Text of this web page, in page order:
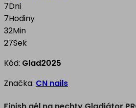
7Dni
7Hodiny
32Min
26Sek
Kód: Glad2025
Značka: CN nails